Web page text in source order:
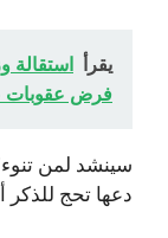
يقرأ استقالة
فرض عقوبات
سينشد لمن
دعها تحج